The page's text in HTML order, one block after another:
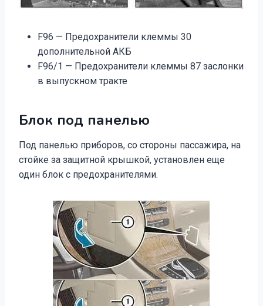
F96 — Предохранители клеммы 30
дополнительной АКБ
F96/1 — Предохранители клеммы 87 заслонки
в выпускном тракте
Блок под панелью
Под панелью приборов, со стороны пассажира, на
стойке за защитной крышкой, установлен еще
один блок с предохранителями.